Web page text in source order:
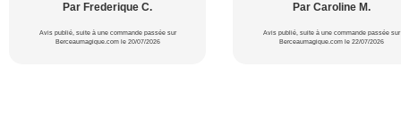
Par Frederique C.
Avis publié, suite à une commande passée sur
Berceaumagique.com le 20/07/2026
Par Caroline M.
Avis publié, suite à une commande passée sur
Berceaumagique.com le 22/07/2026